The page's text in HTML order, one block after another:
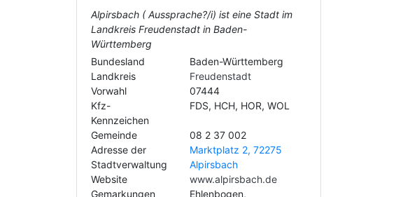
Alpirsbach ( Aussprache?/i) ist eine Stadt im
Landkreis Freudenstadt in Baden-
Württemberg
Bundesland
Baden-Württemberg
Landkreis
Freudenstadt
Vorwahl
07444
Kfz-
Kennzeichen
FDS, HCH, HOR, WOL
Gemeinde
08 2 37 002
Adresse der
Stadtverwaltung
Marktplatz 2, 72275
Alpirsbach
Website
www.alpirsbach.de
Gemarkungen
Ehlenbogen,